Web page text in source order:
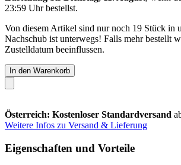
23:59 Uhrbestellst.
Von diesem Artikel sind nur noch 19 Stück in
Nachschub ist unterwegs! Falls mehr bestellt
Zustelldatum beeinflussen.
In den Warenkorb
Österreich: Kostenloser Standardversand
Weitere Infos zu Versand & Lieferung
Eigenschaften und Vorteile